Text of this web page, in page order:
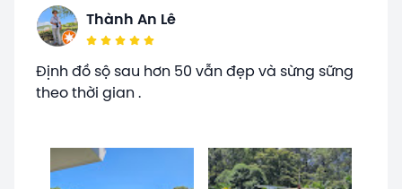
Thành An Lê
Định đồ sộ sau hơn 50 vẫn đẹp và sừng sững
theo thời gian .